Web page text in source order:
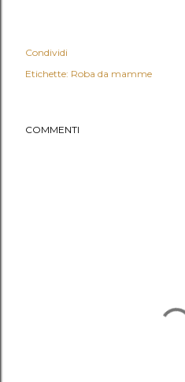
Condividi
Etichette: Roba da mamme
COMMENTI